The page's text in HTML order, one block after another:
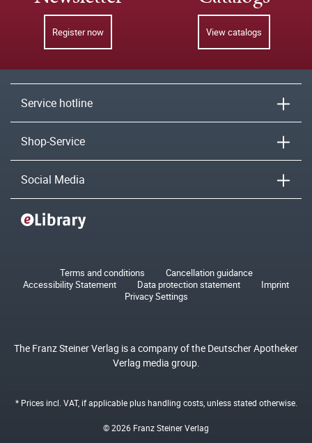
Register now View catalogs
Service hotline
Shop-Service
Social Media
Terms and conditions
Cancellation guidance
Accessibility Statement
Data protection statement
Imprint
Privacy Settings
The Franz Steiner Verlag is a company of the Deutscher Apotheker
Verlag media group.
* Prices incl. VAT, if applicable plushandling costs, unless stated otherwise.
© 2026 Franz Steiner Verlag